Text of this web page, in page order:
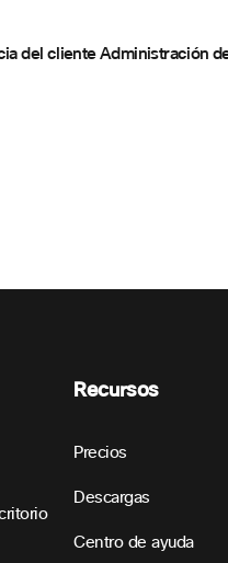
del clienteAdministración
Recursos
Precios
Descargas
Centro de ayuda